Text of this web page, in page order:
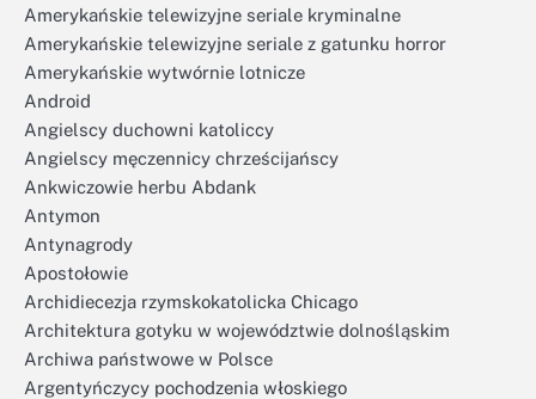
Amerykańskie telewizyjne seriale kryminalne
Amerykańskie telewizyjne seriale z gatunku horror
Amerykańskie wytwórnie lotnicze
Android
Angielscy duchowni katoliccy
Angielscy męczennicy chrześcijańscy
Ankwiczowie herbu Abdank
Antymon
Antynagrody
Apostołowie
Archidiecezja rzymskokatolicka Chicago
Architektura gotyku w województwie dolnośląskim
Archiwa państwowe w Polsce
Argentyńczycy pochodzenia włoskiego